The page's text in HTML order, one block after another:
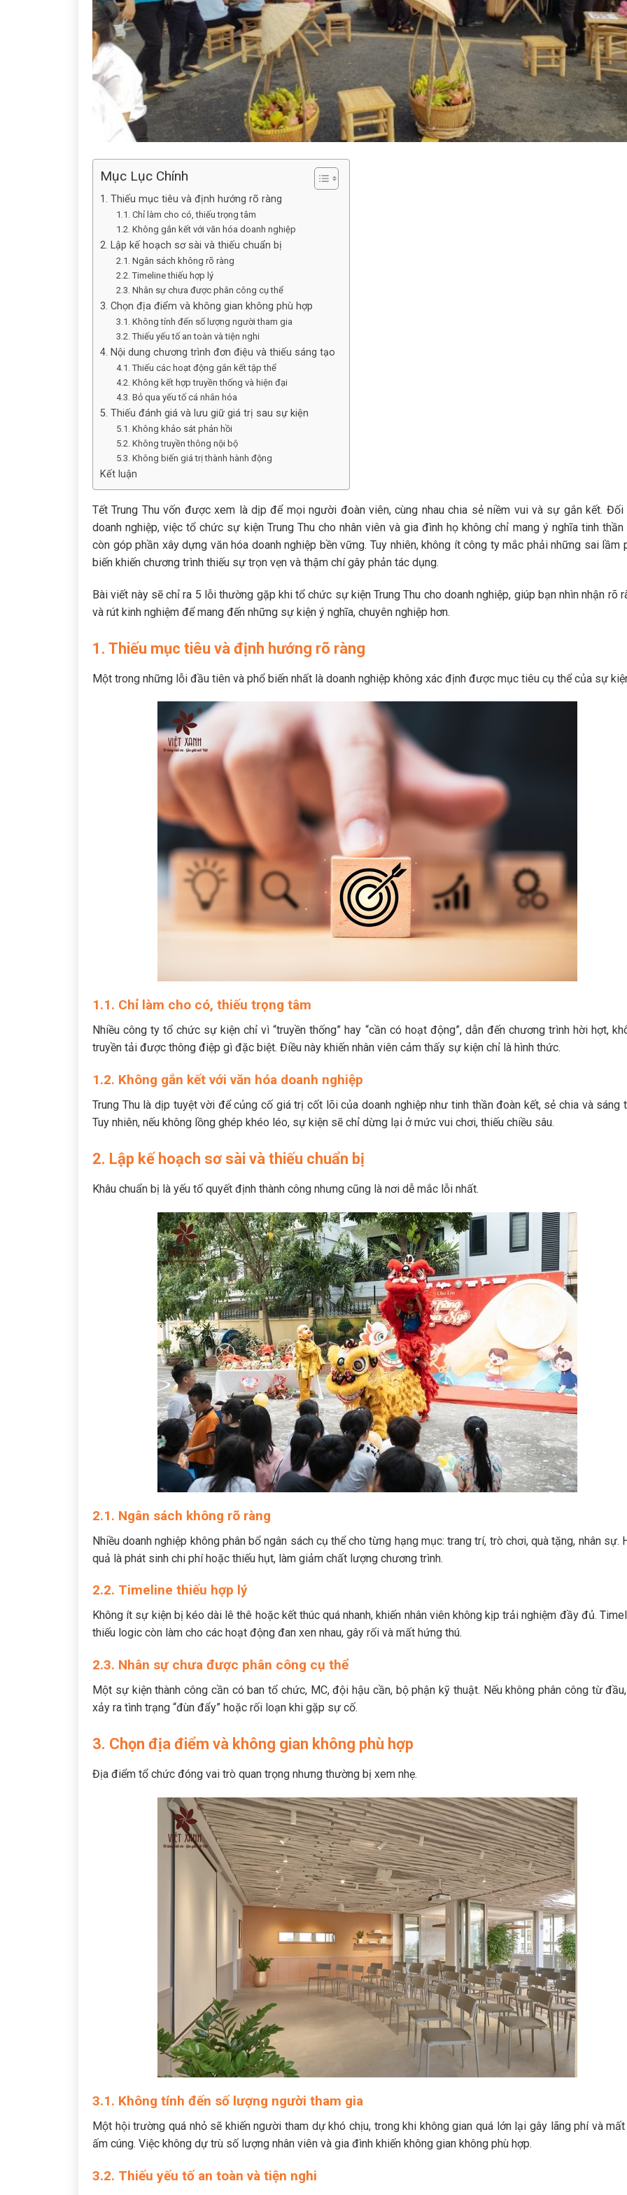
Mục Lục Chính
1. Thiếu mục tiêu và định hướng rõ ràng
1.1. Chỉ làm cho có, thiếu trọng tâm
1.2. Không gắn kết với văn hóa doanh nghiệp
2. Lập kế hoạch sơ sài và thiếu chuẩn bị
2.1. Ngân sách không rõ ràng
2.2. Timeline thiếu hợp lý
2.3. Nhân sự chưa được phân công cụ thể
3. Chọn địa điểm và không gian không phù hợp
3.1. Không tính đến số lượng người tham gia
3.2. Thiếu yếu tố an toàn và tiện nghi
4. Nội dung chương trình đơn điệu và thiếu sáng tạo
4.1. Thiếu các hoạt động gắn kết tập thể
4.2. Không kết hợp truyền thống và hiện đại
4.3. Bỏ qua yếu tố cá nhân hóa
5. Thiếu đánh giá và lưu giữ giá trị sau sự kiện
5.1. Không khảo sát phản hồi
5.2. Không truyền thông nội bộ
5.3. Không biến giá trị thành hành động
Kết luận
Tết Trung Thu vốn được xem là dịp để mọi người đoàn viên, cùng nhau chia sẻ niềm vui và sự gắn kết. Đối
doanh nghiệp, việc tổ chức sự kiện Trung Thu cho nhân viên và gia đình họ không chỉ mang ý nghĩa tinh thần
còn góp phần xây dựng văn hóa doanh nghiệp bền vững. Tuy nhiên, không ít công ty mắc phải những sai lầm
biến khiến chương trình thiếu sự trọn vẹn và thậm chí gây phản tác dụng.
Bài viết này sẽ chỉ ra 5 lỗi thường gặp khi tổ chức sự kiện Trung Thu cho doanh nghiệp, giúp bạn nhìn nhận rõ
và rút kinh nghiệm để mang đến những sự kiện ý nghĩa, chuyên nghiệp hơn.
1. Thiếu mục tiêu và định hướng rõ ràng
Một trong những lỗi đầu tiên và phổ biến nhất là doanh nghiệp không xác định được mục tiêu cụ thể của sự
1.1. Chỉ làm cho có, thiếu trọng tâm
Nhiều công ty tổ chức sự kiện chỉ vì “truyền thống” hay “cần có hoạt động”, dẫn đến chương trình hời hợt,
truyền tải được thông điệp gì đặc biệt. Điều này khiến nhân viên cảm thấy sự kiện chỉ là hình thức.
1.2. Không gắn kết với văn hóa doanh nghiệp
Trung Thu là dịp tuyệt vời để củng cố giá trị cốt lõi của doanh nghiệp như tinh thần đoàn kết, sẻ chia và sáng
Tuy nhiên, nếu không lồng ghép khéo léo, sự kiện sẽ chỉ dừng lại ở mức vui chơi, thiếu chiều sâu.
2. Lập kế hoạch sơ sài và thiếu chuẩn bị
Khâu chuẩn bị là yếu tố quyết định thành công nhưng cũng là nơi dễ mắc lỗi nhất.
2.1. Ngân sách không rõ ràng
Nhiều doanh nghiệp không phân bổ ngân sách cụ thể cho từng hạng mục: trang trí, trò chơi, quà tặng, nhân sự.
quả là phát sinh chi phí hoặc thiếu hụt, làm giảm chất lượng chương trình.
2.2. Timeline thiếu hợp lý
Không ít sự kiện bị kéo dài lê thê hoặc kết thúc quá nhanh, khiến nhân viên không kịp trải nghiệm đầy đủ.
thiếu logic còn làm cho các hoạt động đan xen nhau, gây rối và mất hứng thú.
2.3. Nhân sự chưa được phân công cụ thể
Một sự kiện thành công cần có ban tổ chức, MC, đội hậu cần, bộ phận kỹ thuật. Nếu không phân công từ
xảy ra tình trạng “đùn đẩy” hoặc rối loạn khi gặp sự cố.
3. Chọn địa điểm và không gian không phù hợp
Địa điểm tổ chức đóng vai trò quan trọng nhưng thường bị xem nhẹ.
3.1. Không tính đến số lượng người tham gia
Một hội trường quá nhỏ sẽ khiến người tham dự khó chịu, trong khi không gian quá lớn lại gây lãng phí và
ấm cúng. Việc không dự trù số lượng nhân viên và gia đình khiến không gian không phù hợp.
3.2. Thiếu yếu tố an toàn và tiện nghi